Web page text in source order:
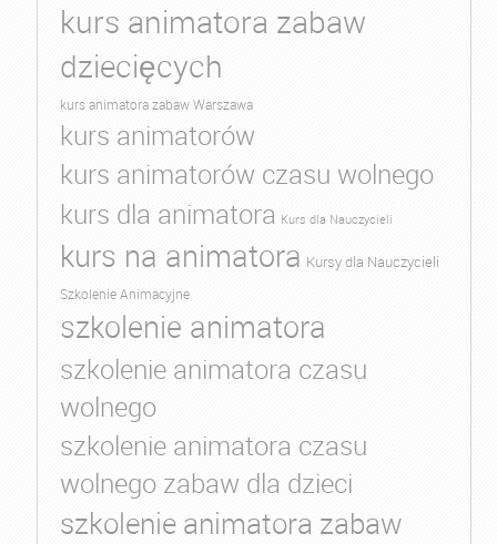
kurs animatora zabaw
dziecięcych
kurs animatora zabaw Warszawa
kurs animatorów
kurs animatorów czasu wolnego
kurs dla animatora Kurs dla Nauczycieli
kurs na animatora Kursy dla Nauczycieli
Szkolenie Animacyjne
szkolenie animatora
szkolenie animatora czasu
wolnego
szkolenie animatora czasu
wolnego zabaw dla dzieci
szkolenie animatora zabaw